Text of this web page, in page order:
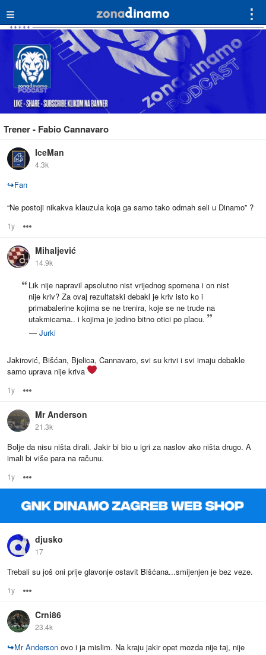
≡ ⋮
Trener - Fabio Cannavaro
IceMan
4.3k
↪Fan
“Ne postoji nikakva klauzula koja ga samo tako odmah seli u Dinamo” ?
1y
Mihaljević
14.9k
Lik nije napravil apsolutno nist vrijednog spomena i on nist
nije kriv? Za ovaj rezultatski debakl je kriv isto ko i
primabalerine kojima se ne trenira, koje se ne trude na
utakmicama.. i kojima je jedino bitno otici po placu.
— Jurki
Jakirović, Bišćan, Bjelica, Cannavaro, svi su krivi i svi imaju debakle
samo uprava nije kriva
1y
Mr Anderson
21.3k
Bolje da nisu ništa dirali. Jakir bi bio u igri za naslov ako ništa drugo. A
imali bi više para na računu.
1y
djusko
17
Trebali su još oni prije glavonje ostavit Bišćana...smijenjen je bez veze.
1y
Crni86
23.4k
↪Mr Anderson ovo i ja mislim. Na kraju jakir opet mozda nije taj, nije